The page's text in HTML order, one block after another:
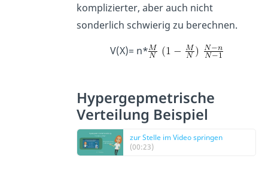
komplizierter, aber auch nicht
sonderlich schwierig zu berechnen.
V(X)= n*
Hypergepmetrische
Verteilung Beispiel
zur Stelle im Video springen
(00:23)